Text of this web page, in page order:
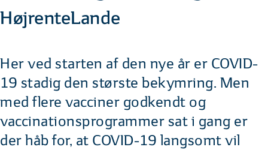
HøjrenteLande
Her ved starten af den nye år er COVID-
19 stadig den største bekymring. Men
med flere vacciner godkendt og
vaccinationsprogrammer sat i gang er
der håb for, at COVID-19 langsomt vil